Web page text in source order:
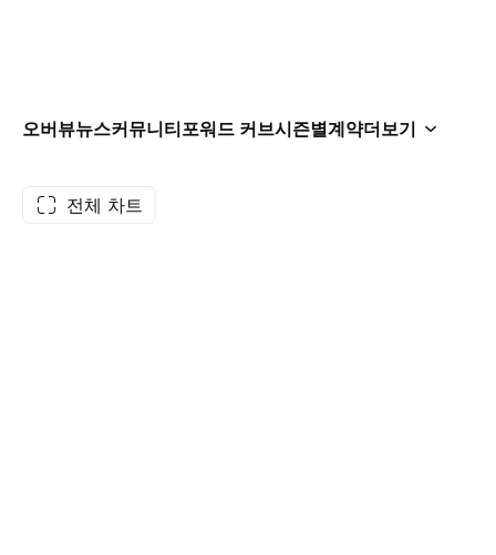
오버뷰뉴스커뮤니티포워드 커브시즌별계약더보기
전체 차트